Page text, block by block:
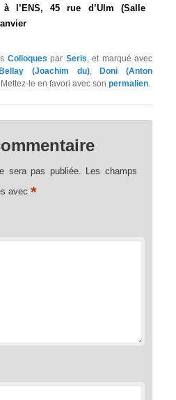
l’ENS, 45 rue d’Ulm (Salle
Colloques par Seris, et marqué avec
Bellay (Joachim du),
Doni (Anton
Mettez-le en favori avec sonpermalien.
sera pas publiée. Les champs
avec*